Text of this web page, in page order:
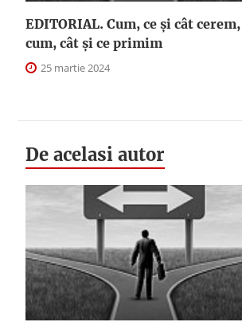
EDITORIAL. Cum, ce şi cât cerem,
cum, cât şi ce primim
25 martie 2024
De acelasi autor